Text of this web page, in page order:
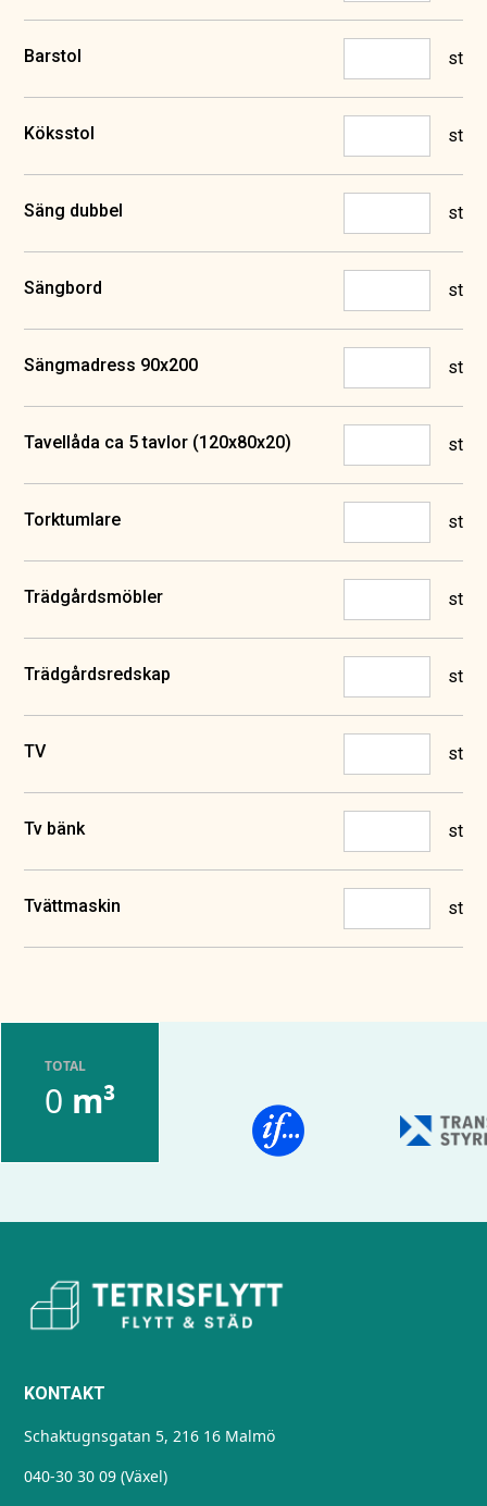
Barstol st
Köksstol st
Säng dubbel st
Sängbord st
Sängmadress 90x200 st
Tavellåda ca 5 tavlor (120x80x20) st
Torktumlare st
Trädgårdsmöbler st
Trädgårdsredskap st
TV st
Tv bänk st
Tvättmaskin st
TOTAL
0 m³
KONTAKT
Schaktugnsgatan 5, 216 16 Malmö
040-30 30 09 (Växel)